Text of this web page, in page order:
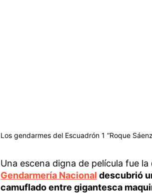
Los gendarmes del Escuadrón 1 “Roque
Una escena digna de película fue
Gendarmería Nacional descubrió
camuflado entre gigantesca